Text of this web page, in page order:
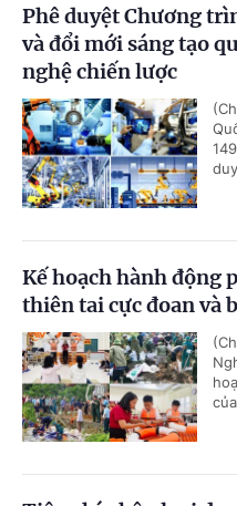
Phê duyệt Chương
và đổi mới sáng tạo
nghệ chiến lược
Kế hoạch hành động
thiên tai cực đoan và